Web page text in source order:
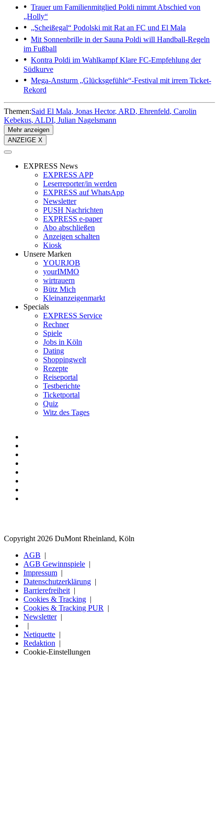
Trauer um Familienmitglied Poldi nimmt Abschied von
„Holly“
„Scheißegal“ Podolski mit Rat an FC und El Mala
Mit Sonnenbrille in der Sauna Poldi will Handball-Regeln
im Fußball
Kontra Poldi im WahlkampfKlare FC-Empfehlung der
Südkurve
Mega-Ansturm „Glücksgefühle“-Festival mit irrem Ticket-
Rekord
Themen:Said El Mala Jonas Hector ARD Ehrenfeld Carolin
Kebekus ALDI Julian Nagelsmann
Mehr anzeigen
ANZEIGE X
EXPRESS News
EXPRESS APP
Leserreporter/in werden
EXPRESS auf WhatsApp
Newsletter
PUSH Nachrichten
EXPRESS e-paper
Abo abschließen
Anzeigen schalten
Kiosk
Unsere Marken
YOURJOB
yourIMMO
wirtrauern
Bütz Mich
Kleinanzeigenmarkt
Specials
EXPRESS Service
Rechner
Spiele
Jobs in Köln
Dating
Shoppingwelt
Rezepte
Reiseportal
Testberichte
Ticketportal
Quiz
Witz des Tages
Copyright 2026 DuMont Rheinland, Köln
AGB
AGB Gewinnspiele
Impressum
Datenschutzerklärung
Barrierefreiheit
Cookies & Tracking
Cookies & Tracking PUR
Newsletter
Netiquette
Redaktion
Cookie-Einstellungen